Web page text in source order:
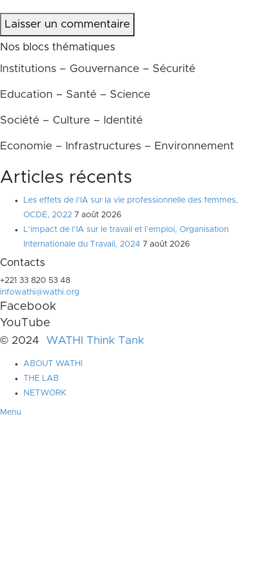
Laisser un commentaire
Nos blocs thématiques
Institutions – Gouvernance – Sécurité
Education – Santé – Science
Société – Culture – Identité
Economie – Infrastructures – Environnement
Articles récents
Les effets de l’IA sur la vie professionnelle des femmes,
OCDE, 2022 7 août 2026
L’impact de l’IA sur le travail et l’emploi, Organisation
Internationale du Travail, 2024 7 août 2026
Contacts
+221 33 820 53 48
infowathi@wathi.org
Facebook
YouTube
© 2024 WATHI Think Tank
ABOUT WATHI
THE LAB
NETWORK
Menu